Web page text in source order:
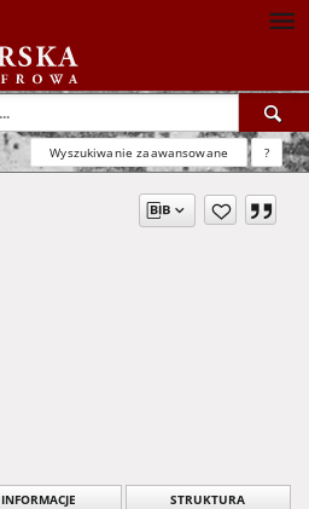
Wyszukiwanie zaawansowane ?
INFORMACJE STRUKTURA